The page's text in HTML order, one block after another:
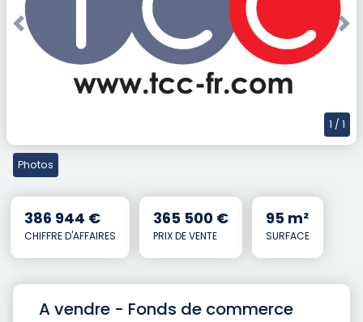
Previous
1 / 1
Photos
386 944 €
CHIFFRE D'AFFAIRES
365 500 €
PRIX DE VENTE
95 m²
SURFACE
A vendre - Fonds de commerce